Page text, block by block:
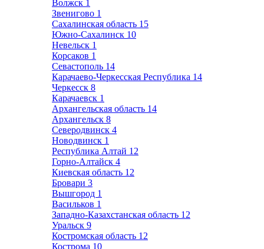
Волжск 1
Звенигово 1
Сахалинская область 15
Южно-Сахалинск 10
Невельск 1
Корсаков 1
Севастополь 14
Карачаево-Черкесская Республика 14
Черкесск 8
Карачаевск 1
Архангельская область 14
Архангельск 8
Северодвинск 4
Новодвинск 1
Республика Алтай 12
Горно-Алтайск 4
Киевская область 12
Бровари 3
Вышгород 1
Васильков 1
Западно-Казахстанская область 12
Уральск 9
Костромская область 12
Кострома 10